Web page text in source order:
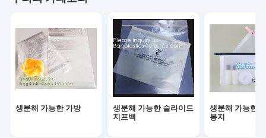
재사용 가능한 지속 가능한 가방
의학적이 소비재의
자동차용 소모품
크래프트 가방 종이 상자
생분해 가능한 가방
생분해 가능한 슬라이드
지프백
생분해 가능한
봉지